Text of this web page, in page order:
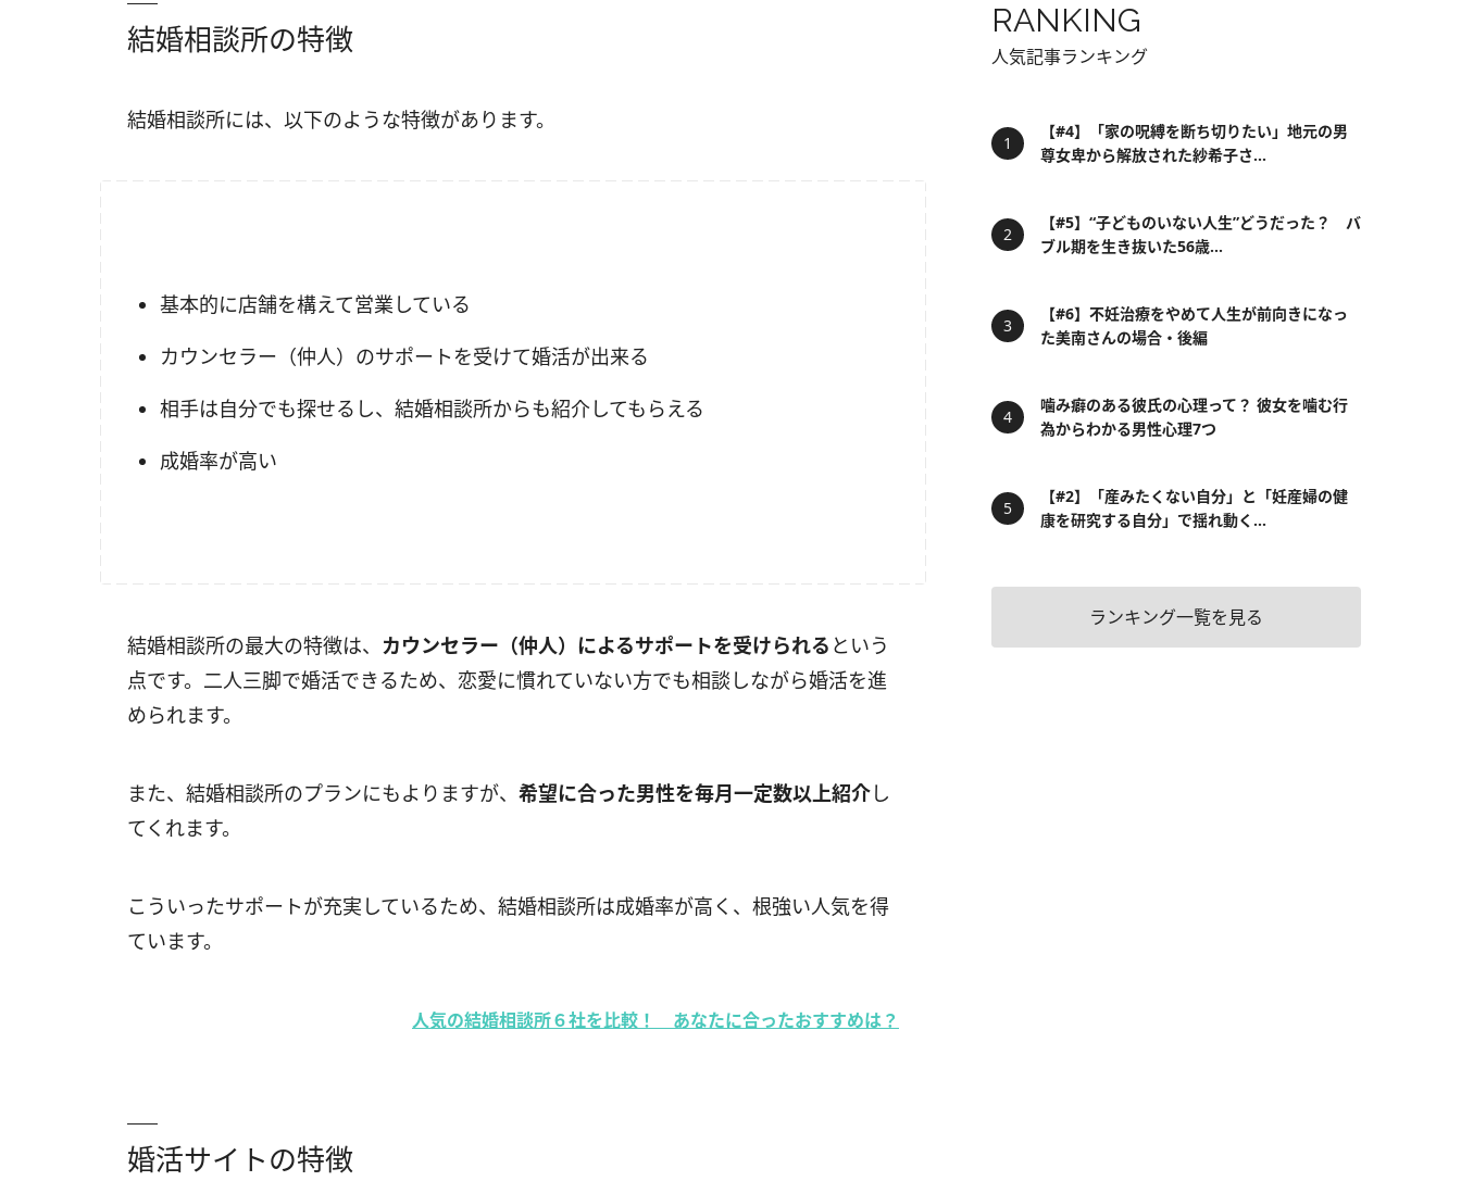
結婚相談所の特徴
結婚相談所には、以下のような特徴があります。
基本的に店舗を構えて営業している
カウンセラー（仲人）のサポートを受けて婚活が出来る
相手は自分でも探せるし、結婚相談所からも紹介してもらえる
成婚率が高い
結婚相談所の最大の特徴は、 カウンセラー（仲人）によるサポートを受けられる という
点です。二人三脚で婚活できるため、恋愛に慣れていない方でも相談しながら婚活を進
められます。
また、結婚相談所のプランにもよりますが、 希望に合った男性を毎月一定数以上紹介し
てくれます。
こういったサポートが充実しているため、結婚相談所は成婚率が高く、根強い人気を得
ています。
人気の結婚相談所６社を比較！ あなたに合ったおすすめは？
婚活サイトの特徴
RANKING
人気記事ランキング
【#4】「家の呪縛を断ち切りたい」地元の男
尊女卑から解放された紗希子さ...
【#5】“子どものいない人生”どうだった？ バ
ブル期を生き抜いた56歳...
【#6】不妊治療をやめて人生が前向きになっ
た美南さんの場合・後編
噛み癖のある彼氏の心理って？ 彼女を噛む行
為からわかる男性心理7つ
【#2】「産みたくない自分」と「妊産婦の健
康を研究する自分」で揺れ動く...
ランキング一覧を見る